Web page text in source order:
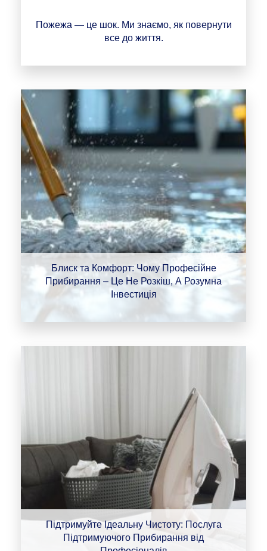
Пожежа — це шок. Ми знаємо, як повернути
все до життя.
Блиск та Комфорт: Чому Професійне
Прибирання – Це Не Розкіш, А Розумна
Інвестиція
Підтримуйте Ідеальну Чистоту: Послуга
Підтримуючого Прибирання від